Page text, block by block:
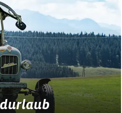
♥ Nachhaltig und
und Erlebniswelt ♥
tolles Familienerlebnis
…